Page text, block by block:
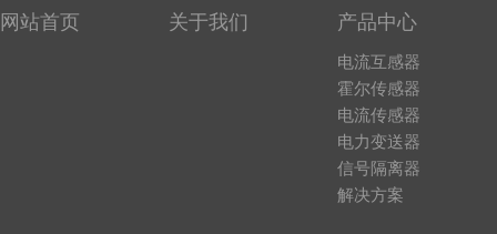
网站首页 关于我们 产品中心
电流互感器
霍尔传感器
电流传感器
电力变送器
信号隔离器
解决方案